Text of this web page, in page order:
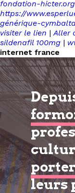
fondation-hicter.org
https://
générique-
visiter le lien |Aller
sildenafil 100mg |
internet france
leurs